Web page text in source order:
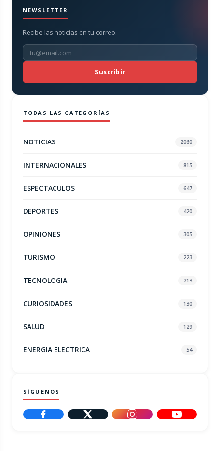
NEWSLETTER
Recibe las noticias en tu correo.
Suscribir
TODAS LAS CATEGORÍAS
NOTICIAS 2060
INTERNACIONALES 815
ESPECTACULOS 647
DEPORTES 420
OPINIONES 305
TURISMO 223
TECNOLOGIA 213
CURIOSIDADES 130
SALUD 129
ENERGIA ELECTRICA 54
SÍGUENOS